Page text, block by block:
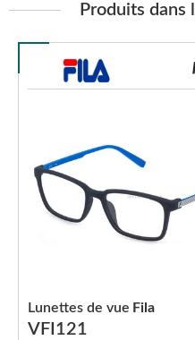
Produits dans
VFI121
Lunettes de vue Fila